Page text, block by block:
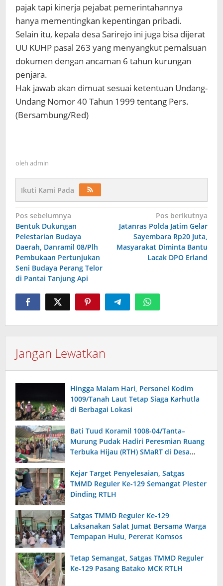
pajak tapi kinerja pejabat pemerintahannya
hanya mementingkan kepentingan pribadi.
Selain itu, kepala desa Sarirejo ini juga bisa dijerat
UU KUHP pasal 263 yang menyangkut pemalsuan
dokumen dengan ancaman 6 tahun kurungan
penjara.
Hak jawab akan dimuat sesuai ketentuan Undang-
Undang Nomor 40 Tahun 1999 tentang Pers.
(Bersambung/Red)
oleh admin
Ikuti Kami Pada
Navigasi
pos
Pos sebelumnya
Bentuk Dukungan
Pelestarian Budaya
Daerah, Danramil 08/Plh
Pembukaan Pertunjukan
Seni Budaya Perang Telor
di Pantai Tanjung Api
Pos berikutnya
Jatanras Polda Jatim Gelar
Sayembara Rp20 Juta,
Masyarakat Diminta Bantu
Lacak DPO Erland
Jangan Lewatkan
Hingga Malam Hari, Personel Kodim
1009/Tanah Laut Tetap Siaga Karhutla
di Berbagai Lokasi
Bati Tuud Koramil 1008-04/Tanta–
Murung Pudak Hadiri Peresmian Ruang
Terbuka Hijau (RTH) SMaRT di Desa
Kejar Target Penyelesaian, Satgas
TMMD Reguler Ke-129 Semangat Plester
Dinding RTLH
Satgas TMMD Reguler Ke-129
Laksanakan Salat Jumat Bersama Warga
Tempapan Hulu, Pererat Komsos
Tetap Semangat, Satgas TMMD Reguler
Ke-129 Pasang Batako MCK RTLH